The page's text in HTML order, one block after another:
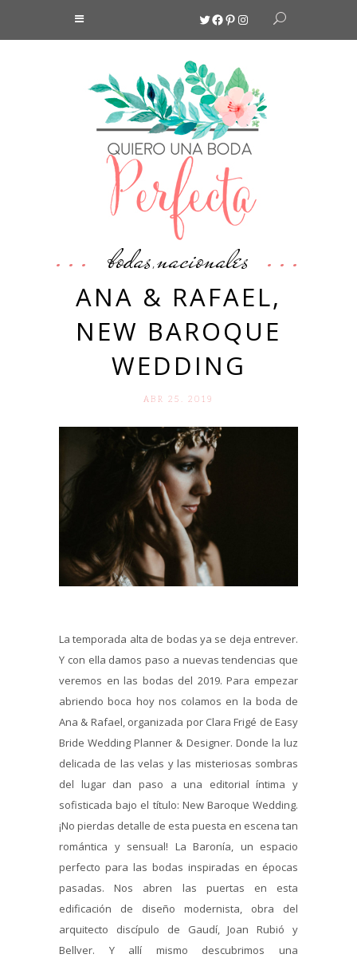
Twitter
Facebook
Pinterest
Instagram
bodas,nacionales
ANA & RAFAEL,
NEW BAROQUE
WEDDING
ABR 25. 2019
La temporada alta de bodas ya se deja entrever.
Y con ella damos paso a nuevas tendencias que
veremos en las bodas del 2019. Para empezar
abriendo boca hoy nos colamos en la boda de
Ana & Rafael, organizada por Clara Frigé de Easy
Bride Wedding Planner & Designer. Donde la luz
delicada de las velas y las misteriosas sombras
del lugar dan paso a una editorial íntima y
sofisticada bajo el título: New Baroque Wedding.
¡No pierdas detalle de esta puesta en escena tan
romántica y sensual! La Baronía, un espacio
perfecto para las bodas inspiradas en épocas
pasadas. Nos abren las puertas en esta
edificación de diseño modernista, obra del
arquitecto discípulo de Gaudí, Joan Rubió y
Bellver. Y allí mismo descubrimos una